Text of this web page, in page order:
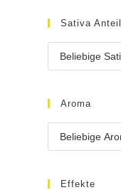
Sativa Anteil
Aroma
Effekte